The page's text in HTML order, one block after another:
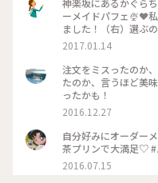
神楽坂にあるかぐら
ーメイドパフェ🍨❤
ました！（右）選ぶ
った😊🍴#和む#神楽
京
2017.01.14
注文をミスったのか
たのか、言うほど美
ったかも！
2016.12.27
自分好みにオーダー
茶プリンで大満足♡ #
2016.07.15